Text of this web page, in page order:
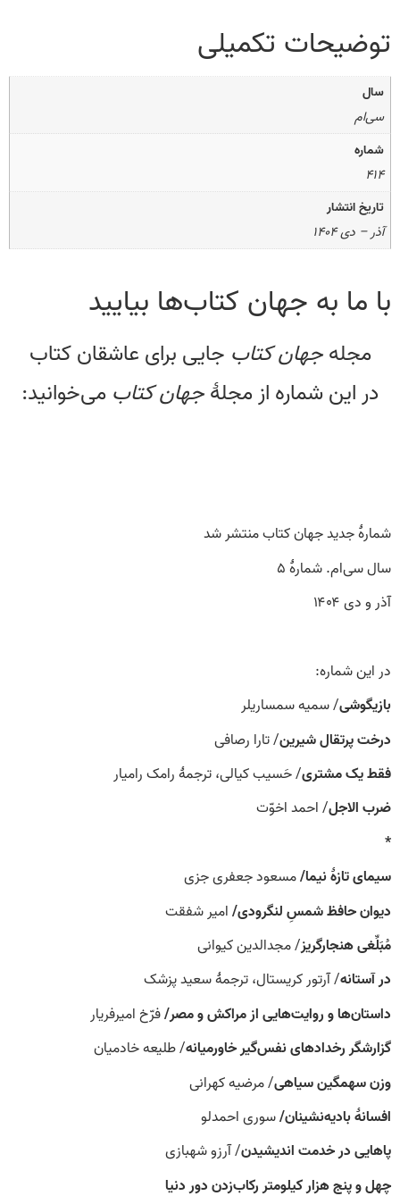
توضیحات تکمیلی
سال
سی‌ام
شماره
۴۱۴
تاریخ انتشار
آذر – دی ۱۴۰۴
با ما به جهان کتاب‌ها بیایید
مجلهجهان کتاب جایی برای عاشقان کتاب
در این شماره از مجلۀجهان کتاب می‌خوانید:
شمارۀ جدید جهان کتاب منتشر شد
سال سی‌ام. شمارۀ ۵
آذر و دی ۱۴۰۴
در این شماره:
بازیگوشی/ سمیه سمساریلر
درخت پرتقال شیرین/ تارا رصافی
فقط یک مشتری/ حَسیب کیالی، ترجمهٔ رامک رامیار
ضرب الاجل/ احمد اخوّت
*
سیمای تازۀ نیما/مسعود جعفری جزی
دیوان حافظ شمسِ لنگرودی/امیر شفقت
مُبَلِّغی هنجارگریز/ مجدالدین کیوانی
در آستانه/ آرتور کریستال، ترجمۀ سعید پزشک
داستان‌ها و روایت‌هایی از مراکش و مصر/فرّخ امیرفریار
گزارشگر رخدادهای نفس‌گیر خاورمیانه/ طلیعه خادمیان
وزن سهمگین سیاهی/ مرضیه کهرانی
افسانۀ بادیه‌نشینان/سوری احمدلو
پاهایی در خدمت اندیشیدن/ آرزو شهبازی
چهل و پنج هزار کیلومتر رکاب‌زدن دور دنیا